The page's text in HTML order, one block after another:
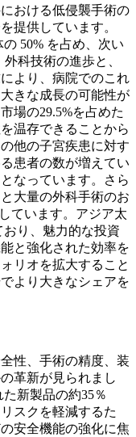
おける低侵襲手術の
提供しています。
50% を占め、次い
科技術の進歩と、
より、病院でのこれ
きな成長の可能性が
場の29.5%を占めた
温存できることから
他の子宮疾患に対す
患者の数が増えてい
なっています。さら
大量の外科手術のお
ています。アジア太
り、魅力的な投資
と強化された効率を
リオを拡大すること
より大きなシェアを
性、手術の精度、装
革新が見られまし
新製品の約35％
スクを軽減するた
安全機能の強化に焦